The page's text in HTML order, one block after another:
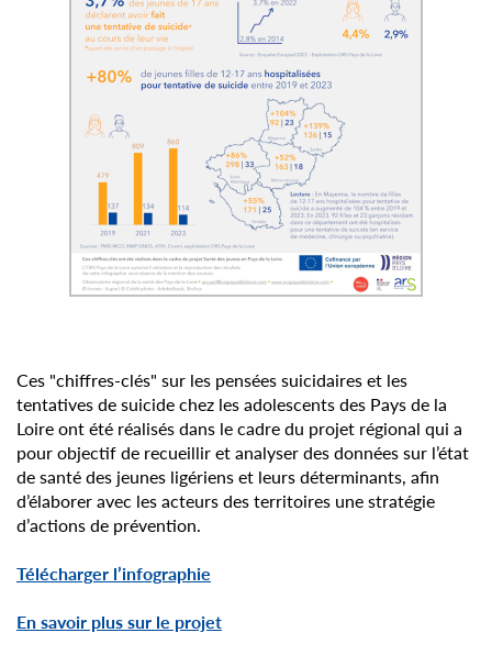
Ces "chiffres-clés" sur les pensées suicidaires et les
tentatives de suicide chez les adolescents des Pays de la
Loire ont été réalisés dans le cadre du projet régional qui a
pour objectif de recueillir et analyser des données sur l’état
de santé des jeunes ligériens et leurs déterminants, afin
d’élaborer avec les acteurs des territoires une stratégie
d’actions de prévention.
Télécharger l’infographie
En savoir plus sur le projet